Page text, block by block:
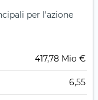
per l'azione
417,78 Mio €
6,55